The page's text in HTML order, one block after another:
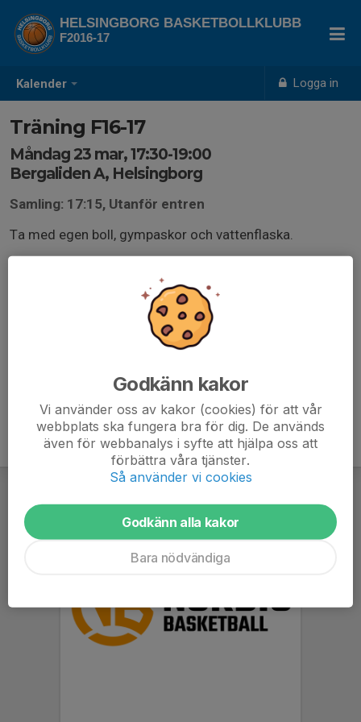
Kalender Logga in
HELSINGBORG BASKETBOLLKLUBB
F2016-17
Träning F16-17
Måndag 23 mar, 17:30-19:00
Bergaliden A, Helsingborg
Samling: 17:15, Utanför entren
Ta med egen boll, gympaskor och vattenflaska.
Godkänn kakor
Vi använder oss av kakor (cookies) för att vår
webbplats ska fungera bra för dig. De används
även för webbanalys i syfte att hjälpa oss att
förbättra våra tjänster.
Så använder vi cookies
Godkänn alla kakor
Bara nödvändiga